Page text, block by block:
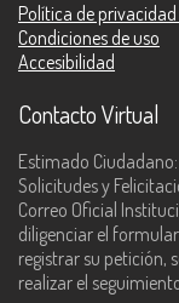
Política de
Condiciones de uso
Accesibilidad
Contacto Virtual
Estimado
Solicitudes y
Correo Oficial
diligenciar el
registrar su petición,
realizar el